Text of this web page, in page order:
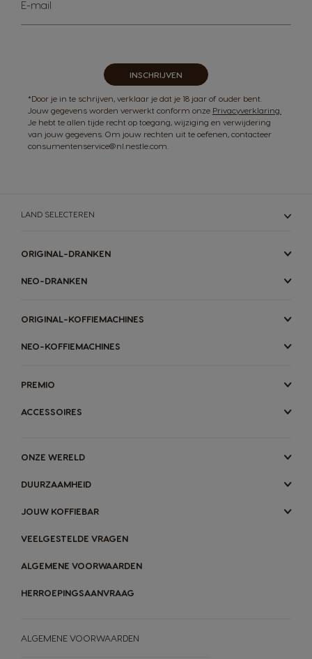
u
E-mail
INSCHRIJVEN
*Door je in te schrijven, verklaar je dat je 18 jaar of ouder bent.
Jouw gegevens worden verwerkt conform onze Privacyverklaring.
Je hebt te allen tijde recht op toegang, wijziging en verwijdering
van jouw gegevens. Om jouw rechten uit te oefenen, contacteer
consumentenservice@nl.nestle.com.
LAND SELECTEREN
ORIGINAL-DRANKEN
NEO-DRANKEN
ORIGINAL-KOFFIEMACHINES
NEO-KOFFIEMACHINES
PREMIO
ACCESSOIRES
ONZE WERELD
DUURZAAMHEID
JOUW KOFFIEBAR
VEELGESTELDE VRAGEN
ALGEMENE VOORWAARDEN
HERROEPINGSAANVRAAG
ALGEMENE VOORWAARDEN